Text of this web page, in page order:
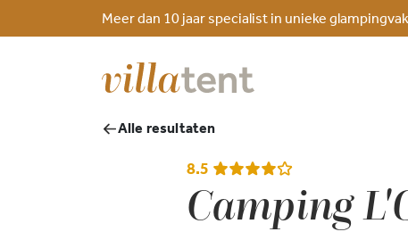
Meer dan 10 jaar specialist in unieke
Alle resultaten
8.5
Camping